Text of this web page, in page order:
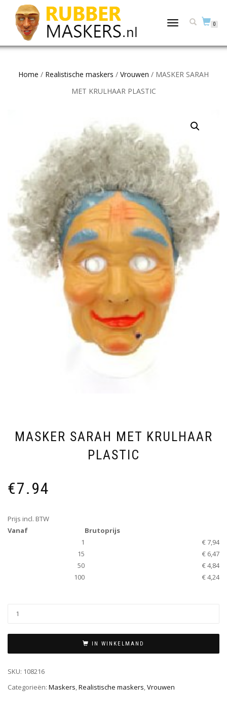
TOGGLE
0
Home / Realistische maskers / Vrouwen / MASKER SARAH
MET KRULHAAR PLASTIC
MASKER SARAH MET KRULHAAR
PLASTIC
€7.94
Prijs incl. BTW
Vanaf
Brutoprijs
1
€ 7,94
15
€ 6,47
50
€ 4,84
100
€ 4,24
IN WINKELMAND
SKU: 108216
Categorieën: Maskers,Realistische maskers,Vrouwen